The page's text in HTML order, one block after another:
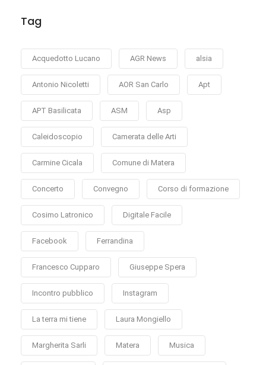
Tag
Acquedotto Lucano AGR News alsia
Antonio Nicoletti AOR San Carlo Apt
APT Basilicata ASM Asp
Caleidoscopio Camerata delle Arti
Carmine Cicala Comune di Matera
Concerto Convegno Corso di formazione
Cosimo Latronico Digitale Facile
Facebook Ferrandina
Francesco Cupparo Giuseppe Spera
Incontro pubblico Instagram
La terra mi tiene Laura Mongiello
Margherita Sarli Matera Musica